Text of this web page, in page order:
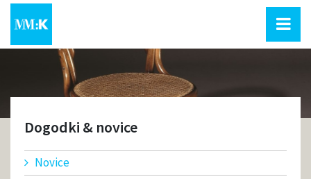
Dogodki & novice
Novice